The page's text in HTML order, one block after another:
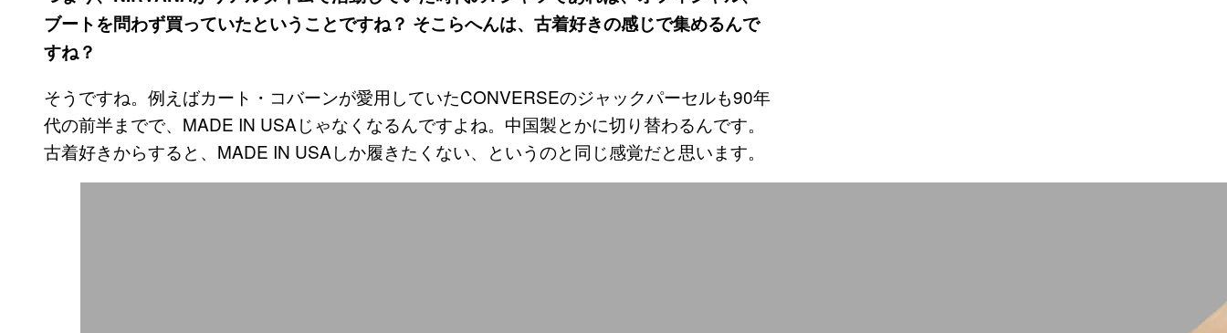
ブートを問わず買っていたということですね？ そこらへんは、古着好きの感じで集めるんで
すね？
そうですね。例えばカート・コバーンが愛用していたCONVERSEのジャックパーセルも90年
代の前半までで、MADE IN USAじゃなくなるんですよね。中国製とかに切り替わるんです。
古着好きからすると、MADE IN USAしか履きたくない、というのと同じ感覚だと思います。